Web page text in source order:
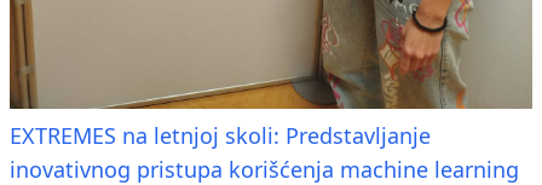
EXTREMES na letnjoj skoli: Predstavljanje
inovativnog pristupa korišćenja machine learning